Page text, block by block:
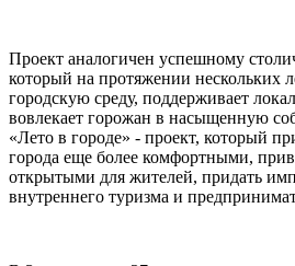
Проект аналогичен успешному
который на протяжении нескольких
городскую среду, поддерживает
вовлекает горожан в насыщенную
«Лето в городе» - проект, который
города еще более комфортными,
открытыми для жителей, придать
внутреннего туризма и